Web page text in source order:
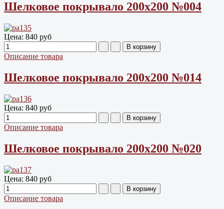
Шелковое покрывало 200х200 №004
Цена: 840 руб
Описание товара
Шелковое покрывало 200х200 №014
Цена: 840 руб
Описание товара
Шелковое покрывало 200х200 №020
Цена: 840 руб
Описание товара